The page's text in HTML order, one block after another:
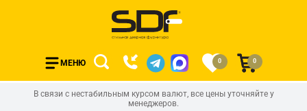
МЕНЮ 0 0
В связи с нестабильным курсом валют, все цены уточняйте у
менеджеров.